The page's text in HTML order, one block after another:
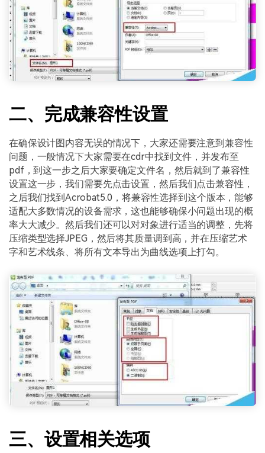
二、完成兼容性设置
在确保设计图内容无误的情况下，大家还需要注意到兼容性
问题，一般情况下大家需要在cdr中找到文件，并发布至
pdf，到这一步之后大家要确定文件名，然后就到了兼容性
设置这一步，我们需要先点击设置，然后我们点击兼容性，
之后我们找到Acrobat5.0，将兼容性选择到这个版本，能够
适配大多数情况的设备需求，这也能够确保小问题出现的概
率大大减少。然后我们还可以对对象进行适当的调整，先将
压缩类型选择JPEG，然后将其质量调到高，并在压缩艺术
字和艺术线条、将所有文本导出为曲线选项上打勾。
三、设置相关选项